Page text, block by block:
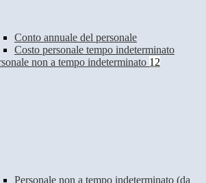
Conto annuale del personale
Costo personale tempo indeterminato
non a tempo indeterminato 12
Personale non a tempo indeterminato (da